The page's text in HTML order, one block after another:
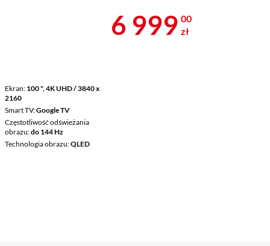
Ekran 100 ", 4K UHD / 3840 x
2160
Smart TV Google TV
Częstotliwość odświeżania
obrazu do 144 Hz
Technologia obrazu QLED
Cena 6 999 zł
6 999 00
zł